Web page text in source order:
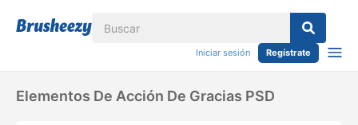
Iniciar sesión Regístrate
Elementos De Acción De Gracias PSD